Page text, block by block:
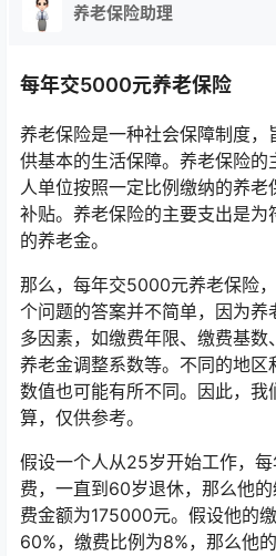
养老保险助理
每年交5000元养老保险
养老保险是一种社会保障制度，
供基本的生活保障。养老保险的
人单位按照一定比例缴纳的养
补贴。养老保险的主要支出是
的养老金。
那么，每年交5000元养老保险
个问题的答案并不简单，因为养
多因素，如缴费年限、缴费基数
养老金调整系数等。不同的地
数值也可能有所不同。因此，
算，仅供参考。
假设一个人从25岁开始工作，
费，一直到60岁退休，那么他
费金额为175000元。假设他的
60%，缴费比例为8%，那么他